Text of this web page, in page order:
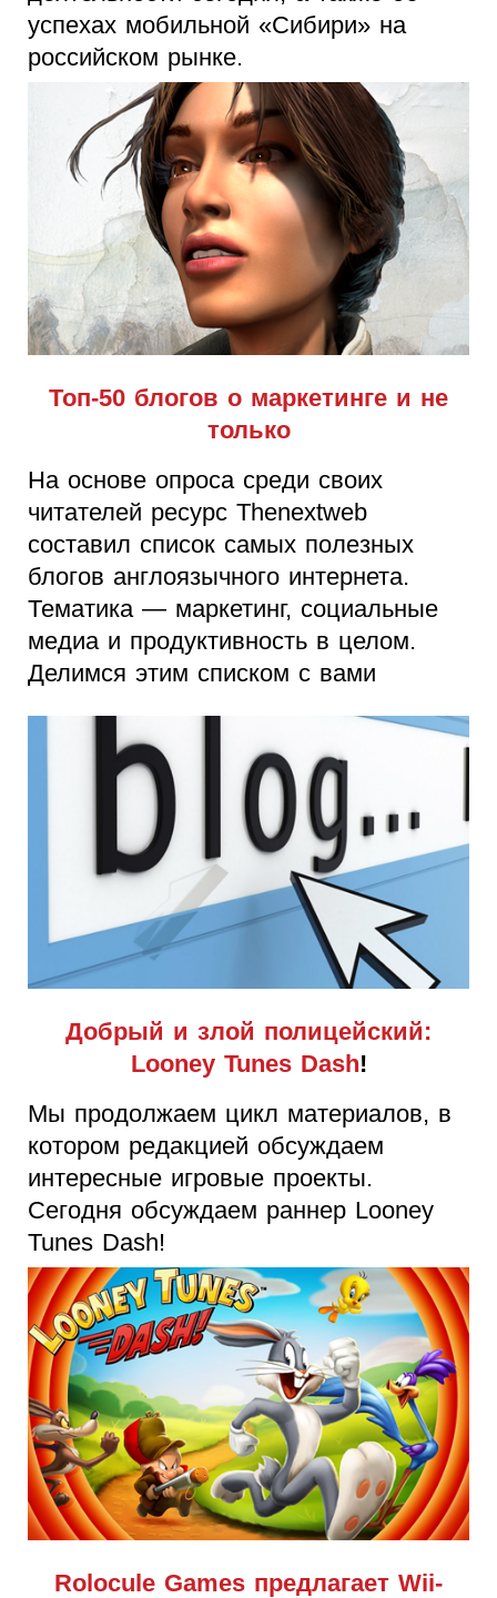
успехах мобильной «Сибири» на
российском рынке.
Топ-50 блогов о маркетинге и не
только
На основе опроса среди своих
читателей ресурс Thenextweb
составил список самых полезных
блогов англоязычного интернета.
Тематика — маркетинг, социальные
медиа и продуктивность в целом.
Делимся этим списком с вами
Добрый и злой полицейский:
Looney Tunes Dash!
Мы продолжаем цикл материалов, в
котором редакцией обсуждаем
интересные игровые проекты.
Сегодня обсуждаем раннер Looney
Tunes Dash!
Rolocule Games предлагает Wii-